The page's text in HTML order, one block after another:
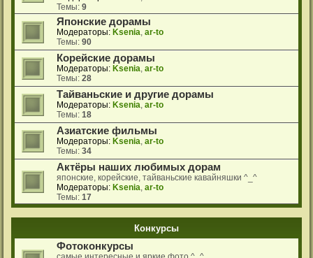
Темы: 9
Японские дорамы
Модераторы: Ksenia ar-to
Темы: 90
Корейские дорамы
Модераторы: Ksenia ar-to
Темы: 28
Тайваньские и другие дорамы
Модераторы: Ksenia ar-to
Темы: 18
Азиатские фильмы
Модераторы: Ksenia ar-to
Темы: 34
Актёры наших любимых дорам
японские, корейские, тайваньские кавайняшки ^_^
Модераторы: Ksenia ar-to
Темы: 17
Конкурсы
Фотоконкурсы